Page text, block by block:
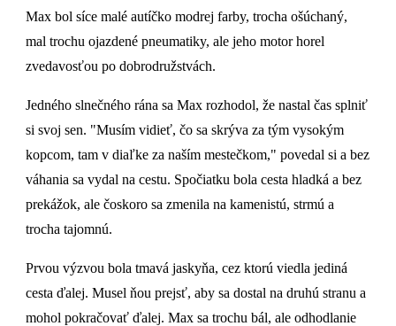
Max bol síce malé autíčko modrej farby, trocha ošúchaný,
mal trochu ojazdené pneumatiky, ale jeho motor horel
zvedavosťou po dobrodružstvách.
Jedného slnečného rána sa Max rozhodol, že nastal čas splniť
si svoj sen. "Musím vidieť, čo sa skrýva za tým vysokým
kopcom, tam v diaľke za naším mestečkom," povedal si a bez
váhania sa vydal na cestu. Spočiatku bola cesta hladká a bez
prekážok, ale čoskoro sa zmenila na kamenistú, strmú a
trocha tajomnú.
Prvou výzvou bola tmavá jaskyňa, cez ktorú viedla jediná
cesta ďalej. Musel ňou prejsť, aby sa dostal na druhú stranu a
mohol pokračovať ďalej. Max sa trochu bál, ale odhodlanie